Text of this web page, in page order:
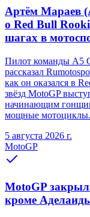
Артём Мараев
о Red Bull
шагах в
Пилот команды
рассказал
как он оказался в
звёзд MotoGP
начинающим
мощные мотоциклы.
5 августа 2026 г.
MotoGP
MotoGP
кроме